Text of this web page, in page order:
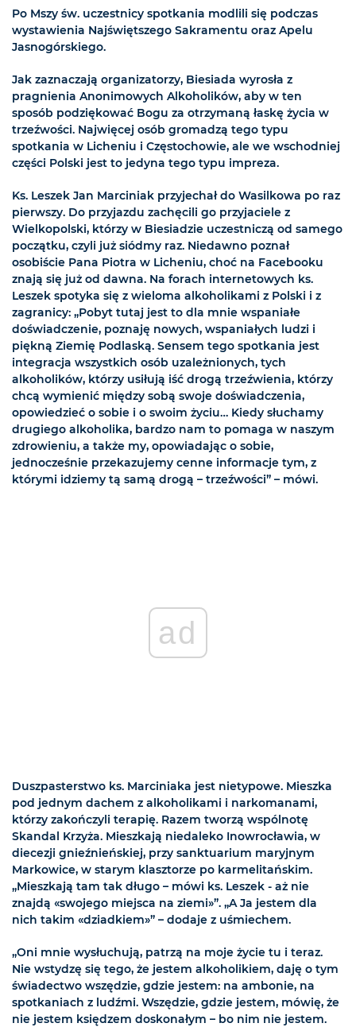
Po Mszy św. uczestnicy spotkania modlili się podczas
wystawienia Najświętszego Sakramentu oraz Apelu
Jasnogórskiego.
Jak zaznaczają organizatorzy, Biesiada wyrosła z
pragnienia Anonimowych Alkoholików, aby w ten
sposób podziękować Bogu za otrzymaną łaskę życia w
trzeźwości. Najwięcej osób gromadzą tego typu
spotkania w Licheniu i Częstochowie, ale we wschodniej
części Polski jest to jedyna tego typu impreza.
Ks. Leszek Jan Marciniak przyjechał do Wasilkowa po raz
pierwszy. Do przyjazdu zachęcili go przyjaciele z
Wielkopolski, którzy w Biesiadzie uczestniczą od samego
początku, czyli już siódmy raz. Niedawno poznał
osobiście Pana Piotra w Licheniu, choć na Facebooku
znają się już od dawna. Na forach internetowych ks.
Leszek spotyka się z wieloma alkoholikami z Polski i z
zagranicy: „Pobyt tutaj jest to dla mnie wspaniałe
doświadczenie, poznaję nowych, wspaniałych ludzi i
piękną Ziemię Podlaską. Sensem tego spotkania jest
integracja wszystkich osób uzależnionych, tych
alkoholików, którzy usiłują iść drogą trzeźwienia, którzy
chcą wymienić między sobą swoje doświadczenia,
opowiedzieć o sobie i o swoim życiu… Kiedy słuchamy
drugiego alkoholika, bardzo nam to pomaga w naszym
zdrowieniu, a także my, opowiadając o sobie,
jednocześnie przekazujemy cenne informacje tym, z
którymi idziemy tą samą drogą – trzeźwości” – mówi.
ad
Duszpasterstwo ks. Marciniaka jest nietypowe. Mieszka
pod jednym dachem z alkoholikami i narkomanami,
którzy zakończyli terapię. Razem tworzą wspólnotę
Skandal Krzyża. Mieszkają niedaleko Inowrocławia, w
diecezji gnieźnieńskiej, przy sanktuarium maryjnym
Markowice, w starym klasztorze po karmelitańskim.
„Mieszkają tam tak długo – mówi ks. Leszek - aż nie
znajdą «swojego miejsca na ziemi»”. „A Ja jestem dla
nich takim «dziadkiem»” – dodaje z uśmiechem.
„Oni mnie wysłuchują, patrzą na moje życie tu i teraz.
Nie wstydzę się tego, że jestem alkoholikiem, daję o tym
świadectwo wszędzie, gdzie jestem: na ambonie, na
spotkaniach z ludźmi. Wszędzie, gdzie jestem, mówię, że
nie jestem księdzem doskonałym – bo nim nie jestem.